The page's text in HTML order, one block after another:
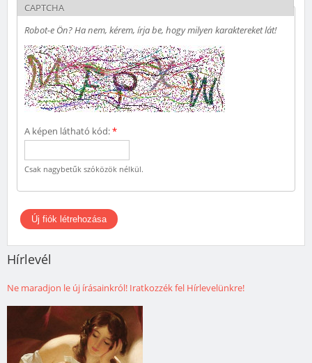
CAPTCHA
Robot-e Ön? Ha nem, kérem, írja be, hogy milyen karaktereket lát!
A képen látható kód:*
Csak nagybetűk szóközök nélkül.
Hírlevél
Ne maradjon le új írásainkról! Iratkozzék fel Hírlevelünkre!